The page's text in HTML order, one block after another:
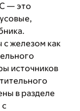
— это
железом как
источников
в разделе
с